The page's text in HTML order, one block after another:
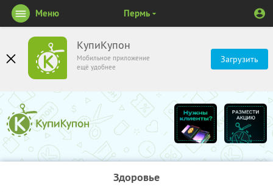
КупиКупон
Мобильное приложение
ещё удобнее
Загрузить
Меню Пермь
Здоровье